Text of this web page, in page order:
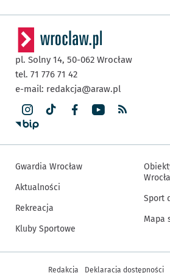
pl. Solny 14, 50-062 Wrocław
tel. 71 776 71 42
e-mail: redakcja@araw.pl
Gwardia Wrocław
Aktualności
Rekreacja
Kluby Sportowe
Sport
Mapa
Inne informacje
Redakcja Deklaracja dostępności